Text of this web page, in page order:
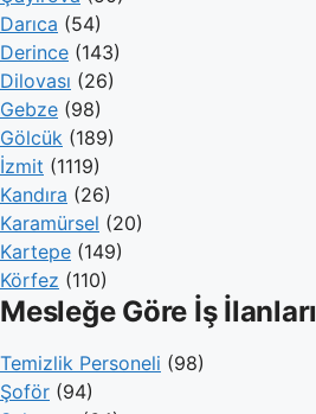
Darıca (54)
Derince (143)
Dilovası (26)
Gebze (98)
Gölcük (189)
İzmit (1119)
Kandıra (26)
Karamürsel (20)
Kartepe (149)
Körfez (110)
Mesleğe Göre İş İlanları
Temizlik Personeli (98)
Şoför (94)